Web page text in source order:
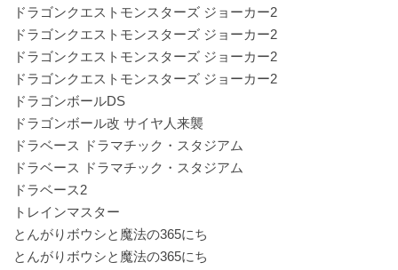
ドラゴンクエストモンスターズ ジョーカー2
ドラゴンクエストモンスターズ ジョーカー2
ドラゴンクエストモンスターズ ジョーカー2
ドラゴンクエストモンスターズ ジョーカー2
ドラゴンボールDS
ドラゴンボール改 サイヤ人来襲
ドラベース ドラマチック・スタジアム
ドラベース ドラマチック・スタジアム
ドラベース2
トレインマスター
とんがりボウシと魔法の365にち
とんがりボウシと魔法の365にち